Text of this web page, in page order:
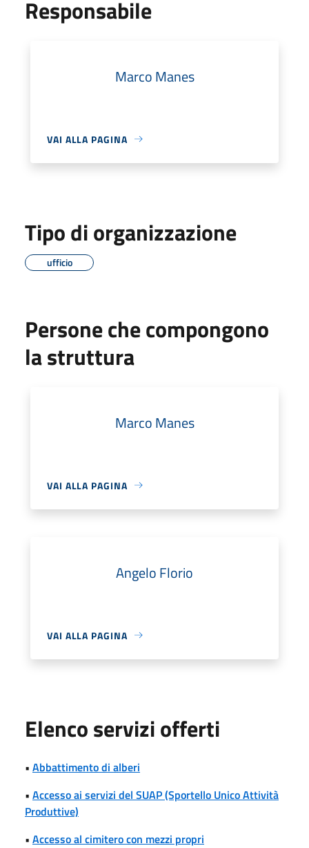
Responsabile
Marco Manes
VAI ALLA PAGINA
Tipo di organizzazione
ufficio
Persone che compongono
la struttura
Marco Manes
VAI ALLA PAGINA
Angelo Florio
VAI ALLA PAGINA
Elenco servizi offerti
• Abbattimento di alberi
• Accesso ai servizi del SUAP (Sportello Unico Attività
Produttive)
• Accesso al cimitero con mezzi propri